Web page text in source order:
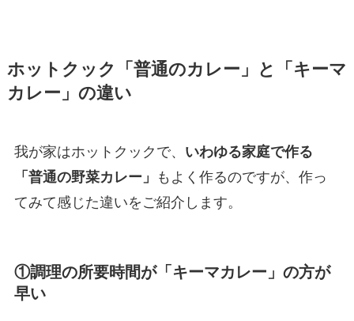
ホットクック「普通のカレー」と「キーマ
カレー」の違い
我が家はホットクックで、 いわゆる家庭で作る
「普通の野菜カレー」
もよく作るのですが、作っ
てみて感じた違いをご紹介します。
①調理の所要時間が「キーマカレー」の方が
早い